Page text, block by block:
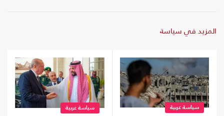
المزيد في سياسة
سياسة عربية سياسة عربية